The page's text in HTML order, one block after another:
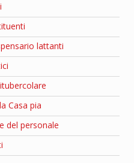
lattanti
Casa pia
del personale